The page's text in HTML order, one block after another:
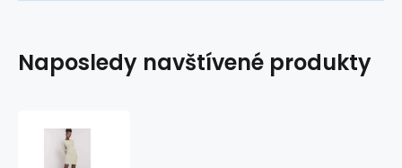
Naposledy navštívené produkty